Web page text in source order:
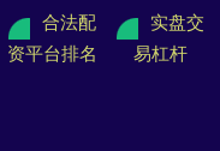
合法配
资平台排名
实盘交
易杠杆